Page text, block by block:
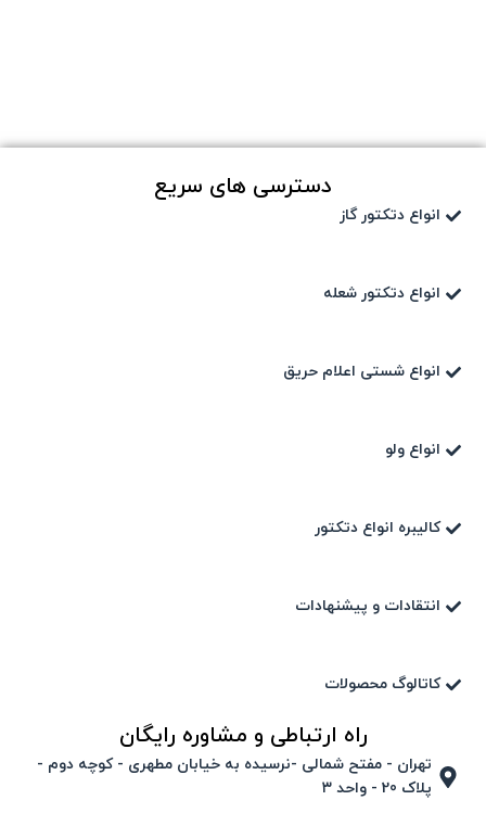
دسترسی های سریع
انواع دتکتور گاز
انواع دتکتور شعله
انواع شستی اعلام حریق
انواع ولو
کالیبره انواع دتکتور
انتقادات و پیشنهادات
کاتالوگ محصولات
راه ارتباطی و مشاوره رایگان
تهران - مفتح شمالی -نرسیده به خیابان مطهری - کوچه دوم -
پلاک 20 - واحد ۳